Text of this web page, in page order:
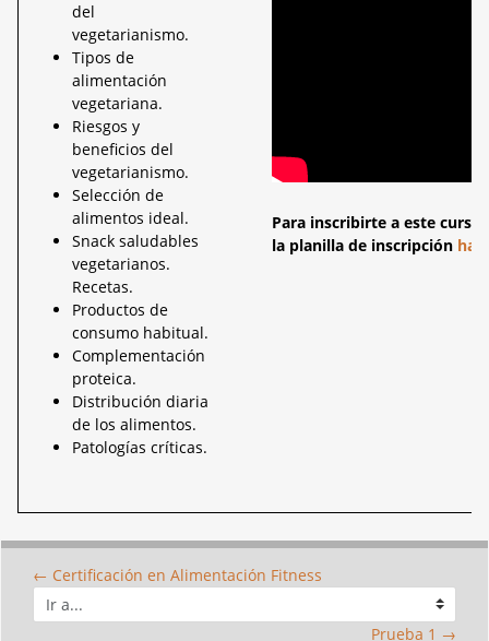
del
vegetarianismo.
Tipos de
alimentación
vegetariana.
Riesgos y
beneficios del
vegetarianismo.
Selección de
alimentos ideal.
Snack saludables
vegetarianos.
Recetas.
Productos de
consumo habitual.
Complementación
proteica.
Distribución diaria
de los alimentos.
Patologías críticas.
Para inscribirte a este curso
la planilla de inscripción
← Certificación en Alimentación Fitness
a...
Prueba 1 →